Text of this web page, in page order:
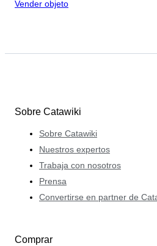
Vender objeto
Sobre Catawiki
Sobre Catawiki
Nuestros expertos
Trabaja con nosotros
Prensa
Convertirse en partner de
Comprar